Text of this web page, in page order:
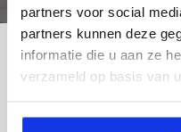
partners voor social
partners kunnen deze
informatie die u aan ze
verzameld op basis van
Toyota Yaris Cross
1.5 Hybrid 130 Dynamic